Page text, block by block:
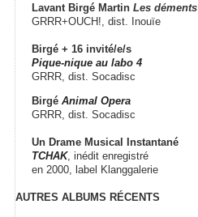
Lavant Birgé Martin Les déments
GRRR+OUCH!, dist. Inouïe
Birgé + 16 invité/e/s
Pique-nique au labo 4
GRRR, dist. Socadisc
Birgé Animal Opera
GRRR, dist. Socadisc
Un Drame Musical Instantané
TCHAK, inédit enregistré
en 2000, label Klanggalerie
AUTRES ALBUMS RÉCENTS